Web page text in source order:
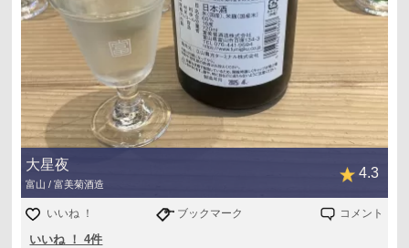
大星夜
富山 / 富美菊酒造
4.3
いいね ！ ブックマーク コメント
いいね ！ 4件